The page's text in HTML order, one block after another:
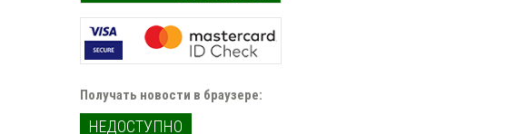
Получать новости в браузере:
НЕДОСТУПНО